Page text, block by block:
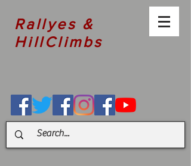
Rallyes &
HillClimbs